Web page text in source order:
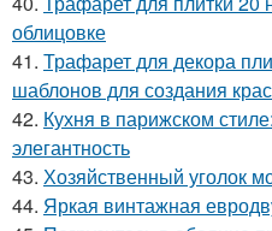
облицовке
41. Трафарет для декора
шаблонов для создания
42. Кухня в парижском
элегантность
43. Хозяйственный уголок
44. Яркая винтажная